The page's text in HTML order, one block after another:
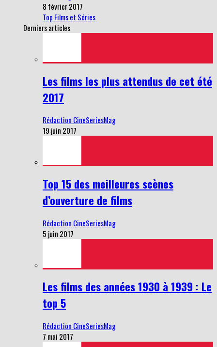
8 février 2017
Top Films et Séries
Derniers articles
Les films les plus attendus de cet été
2017
Rédaction CineSeriesMag
19 juin 2017
Top 15 des meilleures scènes
d’ouverture de films
Rédaction CineSeriesMag
5 juin 2017
Les films des années 1930 à 1939 : Le
top 5
Rédaction CineSeriesMag
7 mai 2017